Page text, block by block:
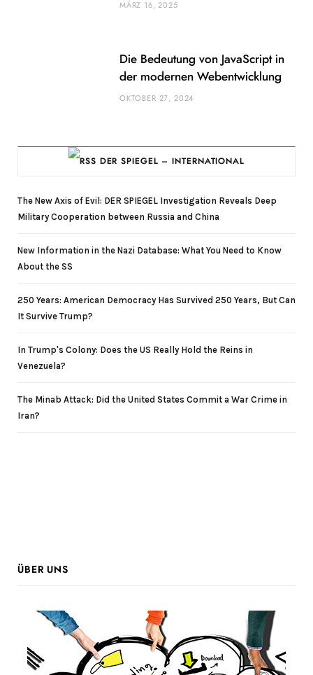
MÄRZ 16, 2025
Die Bedeutung von JavaScript in
der modernen Webentwicklung
OKTOBER 27, 2024
DER SPIEGEL – INTERNATIONAL
The New Axis of Evil: DER SPIEGEL Investigation Reveals Deep
Military Cooperation between Russia and China
New Information in the Nazi Database: What You Need to Know
About the SS
250 Years: American Democracy Has Survived 250 Years, But Can
It Survive Trump?
In Trump's Colony: Does the US Really Hold the Reins in
Venezuela?
The Minab Attack: Did the United States Commit a War Crime in
Iran?
ÜBER UNS